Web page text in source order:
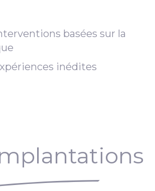
basées sur la
inédites